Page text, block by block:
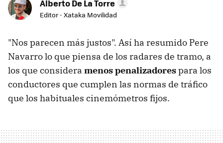
Alberto De La Torre
Editor - Xataka Movilidad
"Nos parecen más justos". Así ha resumido Pere
Navarro lo que piensa de los radares de tramo, a
los que considera menos penalizadorespara los
conductores que cumplen las normas de tráfico
que los habituales cinemómetros fijos.